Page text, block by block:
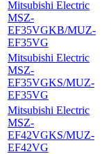
Mitsubishi Electric
MSZ-
EF35VGKB/MUZ-
EF35VG
Mitsubishi Electric
MSZ-
EF35VGKS/MUZ-
EF35VG
Mitsubishi Electric
MSZ-
EF42VGKS/MUZ-
EF42VG